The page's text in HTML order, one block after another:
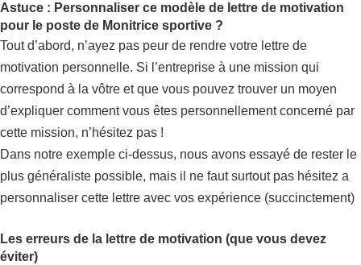
Astuce : Personnaliser ce modèle de lettre de motivation
pour le poste de Monitrice sportive ?
Tout d’abord, n’ayez pas peur de rendre votre lettre de
motivation personnelle. Si l’entreprise à une mission qui
correspond à la vôtre et que vous pouvez trouver un moyen
d’expliquer comment vous êtes personnellement concerné par
cette mission, n’hésitez pas !
Dans notre exemple ci-dessus, nous avons essayé de rester le
plus généraliste possible, mais il ne faut surtout pas hésitez a
personnaliser cette lettre avec vos expérience (succinctement)
Les erreurs de la lettre de motivation (que vous devez
éviter)